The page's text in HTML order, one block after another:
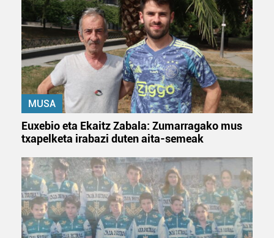
MUSA
Euxebio eta Ekaitz Zabala: Zumarragako mus
txapelketa irabazi duten aita-semeak